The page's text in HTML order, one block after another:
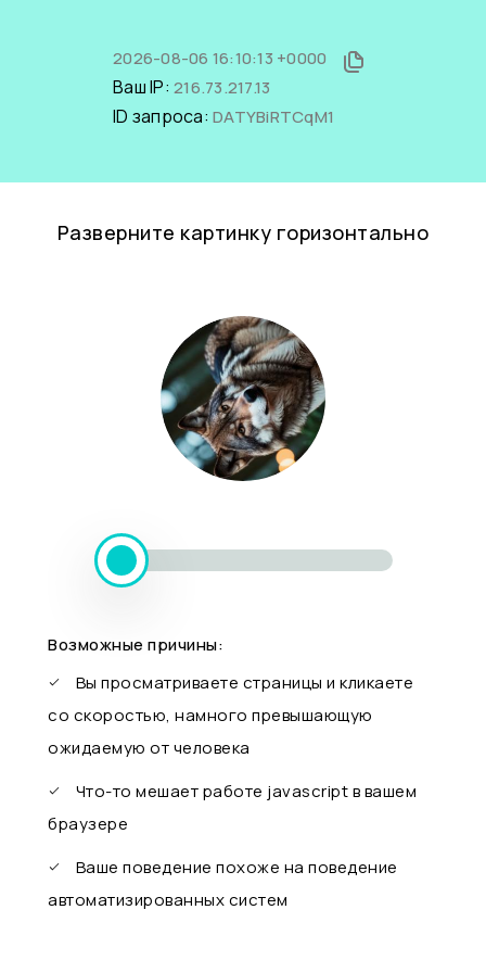
2026-08-06 16:10:13 +0000
Ваш IP: 216.73.217.13
ID запроса: DATYBiRTCqM1
Разверните картинку горизонтально
Возможные причины:
Вы просматриваете страницы и кликаете
со скоростью, намного превышающую
ожидаемую от человека
Что-то мешает работе javascript в вашем
браузере
Ваше поведение похоже на поведение
автоматизированных систем